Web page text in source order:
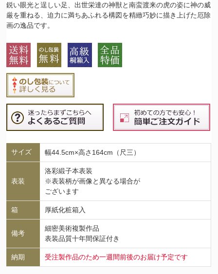
鋭い眼光と逞しい足、出世栄達の神獣と南蛮渡来の虎の姿に神の威
厳を重ねる、迫力に満ちあふれる構図を精緻巧妙に描き上げた厄除
画の逸品です。
サイズ 幅44.5cm×高さ164cm（尺三）
表装
洛彩緞子本表装
※表装柄が画像と異なる場合が
ございます
箱 厚紙化粧箱入
備考
細密美術複製作品
表装品質十年間保証付き
納期 受注製作品のため一週間前後のお届け予定です